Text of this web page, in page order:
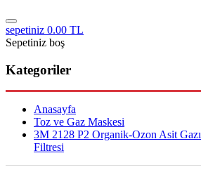
sepetiniz 0.00 TL
Sepetiniz boş
Kategoriler
Anasayfa
Toz ve Gaz Maskesi
3M 2128 P2 Organik-Ozon Asit Gazı
Filtresi